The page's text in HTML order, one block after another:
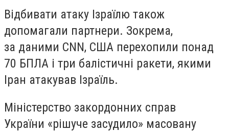
Відбивати атаку Ізраїлю також
допомагали партнери. Зокрема,
за даними CNN, США перехопили понад
70 БПЛА і три балістичні ракети, якими
Іран атакував Ізраїль.
Міністерство закордонних справ
України «рішуче засудило» масовану